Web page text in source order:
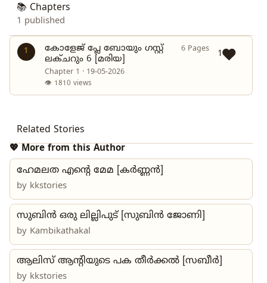
📚 Chapters
1 published
1
കോളേജ് പ്ലേ ബോയും ഗസ്റ്റ്
ലക്ചറും 6 [മരിയ]
6 Pages
Chapter 1 · 19-05-2026
👁 1810 views
1
Related Stories
💖 More from this Author
ഹേമലത എന്റെ മേമ [കർണ്ണൻ]
by kkstories
സുബിൻ ഒരു ലില്ലിപുട് [സുബിൻ ജോണി]
by Kambikathakal
ആലിസ് ആന്റിയുടെ പക തീർക്കൽ [സബീർ]
by kkstories